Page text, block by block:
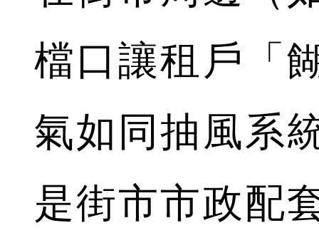
檔口讓租戶「
氣如同抽風系
是街市市政配